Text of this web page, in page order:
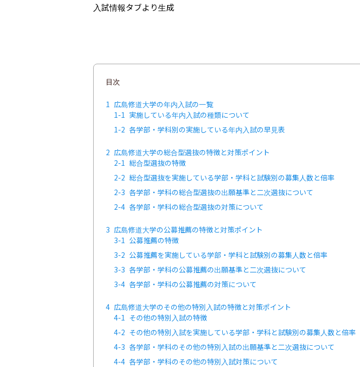
入試情報タブより生成
目次
1 広島修道大学の年内入試の一覧
1-1 実施している年内入試の種類について
1-2 各学部・学科別の実施している年内入試の早見表
2 広島修道大学の総合型選抜の特徴と対策ポイント
2-1 総合型選抜の特徴
2-2 総合型選抜を実施している学部・学科と試験別の募集人数と倍率
2-3 各学部・学科の総合型選抜の出願基準と二次選抜について
2-4 各学部・学科の総合型選抜の対策について
3 広島修道大学の公募推薦の特徴と対策ポイント
3-1 公募推薦の特徴
3-2 公募推薦を実施している学部・学科と試験別の募集人数と倍率
3-3 各学部・学科の公募推薦の出願基準と二次選抜について
3-4 各学部・学科の公募推薦の対策について
4 広島修道大学のその他の特別入試の特徴と対策ポイント
4-1 その他の特別入試の特徴
4-2 その他の特別入試を実施している学部・学科と試験別の募集人数と倍率
4-3 各学部・学科のその他の特別入試の出願基準と二次選抜について
4-4 各学部・学科のその他の特別入試対策について